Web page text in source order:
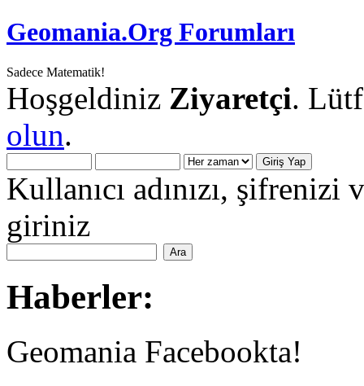
Geomania.Org Forumları
Sadece Matematik!
Hoşgeldiniz Ziyaretçi.
olun.
Kullanıcı adınızı,
giriniz
Haberler:
Geomania Facebookta!